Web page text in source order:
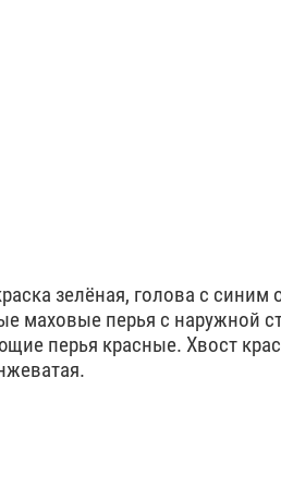
зелёная, голова с
маховые перья с наружной
перья красные. Хвост